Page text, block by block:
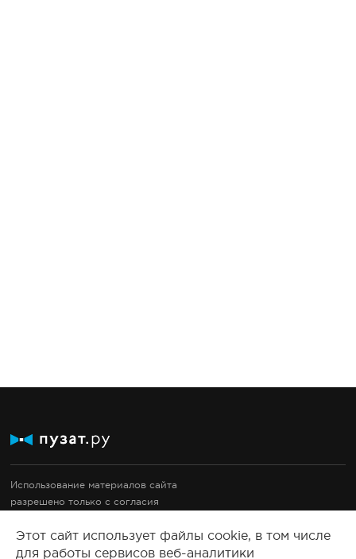
Этот сайт использует файлы cookie, в том числе
для работы сервисов веб-аналитики
Использование материалов сайта
разрешено только с согласия
Документация
Правовые документы